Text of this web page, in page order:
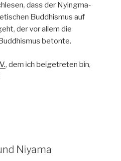
dass der Nyingma-
Buddhismus auf
der vor allem die
betonte.
, dem ich beigetreten bin,
Niyama